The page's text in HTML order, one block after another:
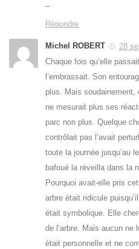
–
Répondre
Michel ROBERT
28
Chaque fois qu’elle
l’embrassait. Son
plus. Mais
ne mesurait plus ses
parc non plus. Quelque
contrôlait pas l’avait
toute la journée jusqu’au
bafoué la réveilla dans la
Pourquoi avait-elle pris
arbre était ridicule
était symbolique. Elle
de l’arbre. Mais aucun
était personnelle et ne